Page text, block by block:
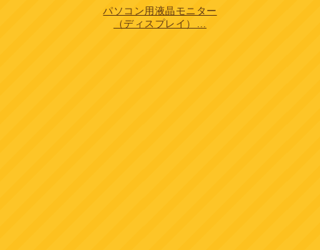
パソコン用液晶モニター
（ディスプレイ）…